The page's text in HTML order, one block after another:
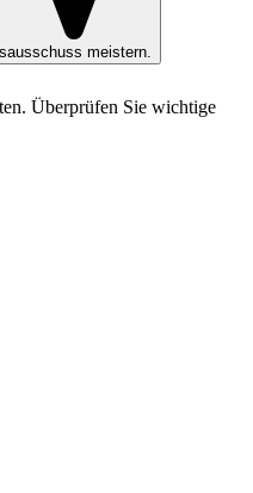
meistern.
Überprüfen Sie wichtige